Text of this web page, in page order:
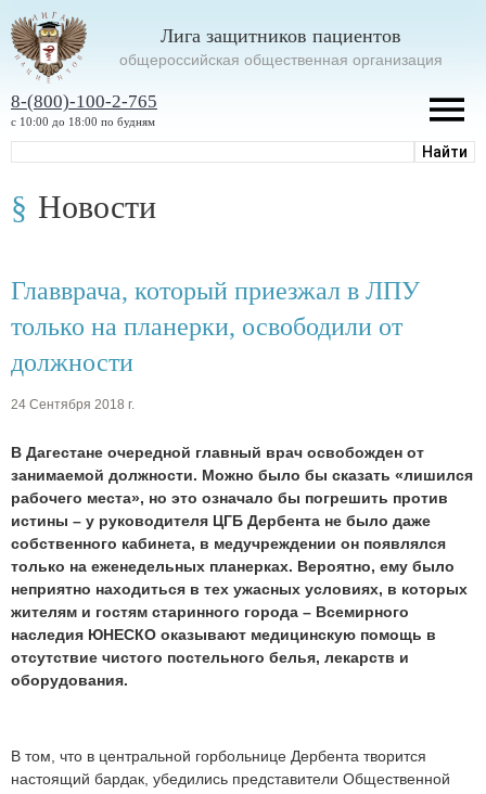
Лига защитников пациентов
oбщероссийская общественная организация
8-(800)-100-2-765
с 10:00 до 18:00 по будням
Новости
Главврача, который приезжал в ЛПУ
только на планерки, освободили от
должности
24 Сентября 2018 г.
В Дагестане очередной главный врач освобожден от
занимаемой должности. Можно было бы сказать «лишился
рабочего места», но это означало бы погрешить против
истины – у руководителя ЦГБ Дербента не было даже
собственного кабинета, в медучреждении он появлялся
только на еженедельных планерках. Вероятно, ему было
неприятно находиться в тех ужасных условиях, в которых
жителям и гостям старинного города – Всемирного
наследия ЮНЕСКО оказывают медицинскую помощь в
отсутствие чистого постельного белья, лекарств и
оборудования.
В том, что в центральной горбольнице Дербента творится
настоящий бардак, убедились представители Общественной